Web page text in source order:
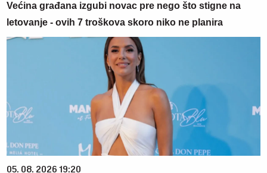
Većina građana izgubi novac pre nego što stigne na
letovanje - ovih 7 troškova skoro niko ne planira
05. 08. 2026 19:20